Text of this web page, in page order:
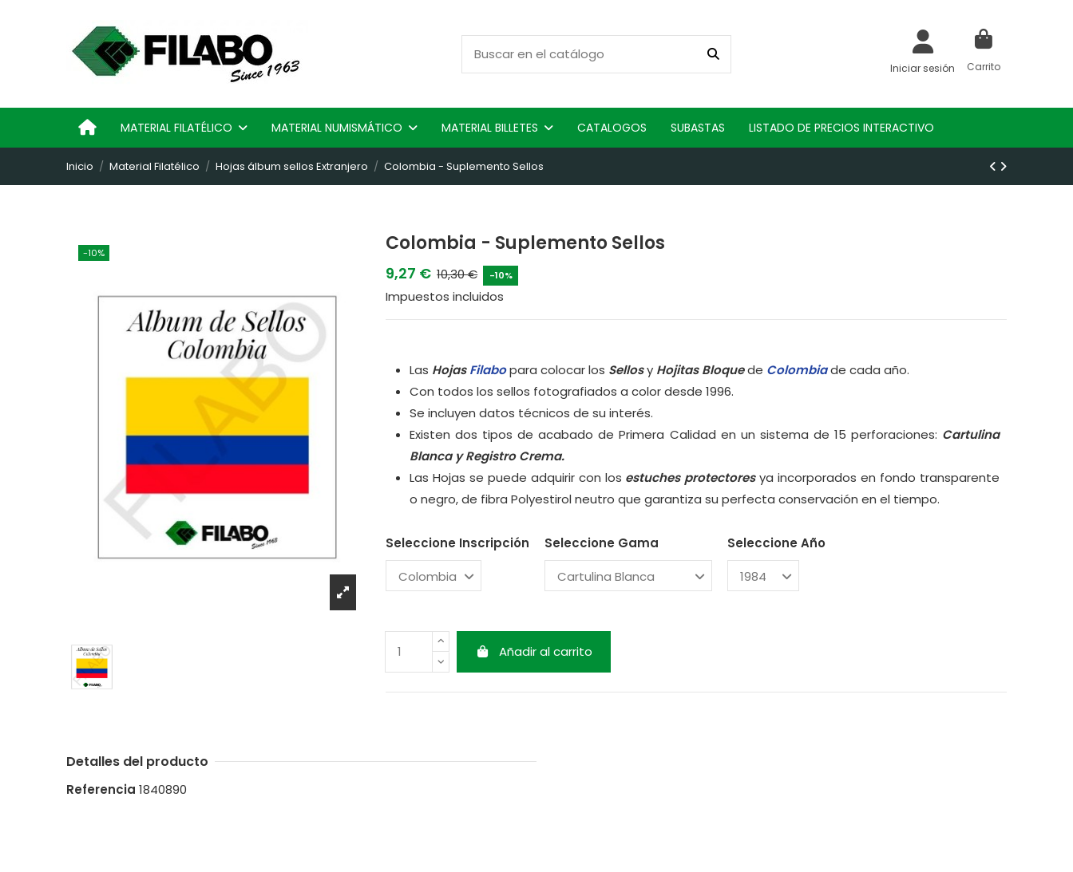
Iniciar sesión Carrito
MATERIAL FILATÉLICO MATERIAL NUMISMÁTICO MATERIAL BILLETES CATALOGOS SUBASTAS LISTADO DE PRECIOS INTERACTIVO
Inicio Material Filatélico Hojas álbum sellos Extranjero Colombia - Suplemento Sellos
-10% Colombia - Suplemento Sellos
9,27 € 10,30 € -10%
Impuestos incluidos
Las HojasFilabopara colocar los Sellosy Hojitas Bloquede Colombiade cada año.
Con todos los sellos fotografiados a color desde 1996.
Se incluyen datos técnicos de su interés.
Existen dos tipos de acabado de Primera Calidad en un sistema de 15 perforaciones: Cartulina
Blanca yRegistro Crema.
Las Hojas se puede adquirir con los estuches protectoresya incorporados en fondo transparente
o negro, de fibra Polyestirol neutro que garantiza su perfecta conservación en el tiempo.
Seleccione Inscripción Seleccione Gama Seleccione Año
Añadir al carrito
Detalles del producto
Referencia 1840890